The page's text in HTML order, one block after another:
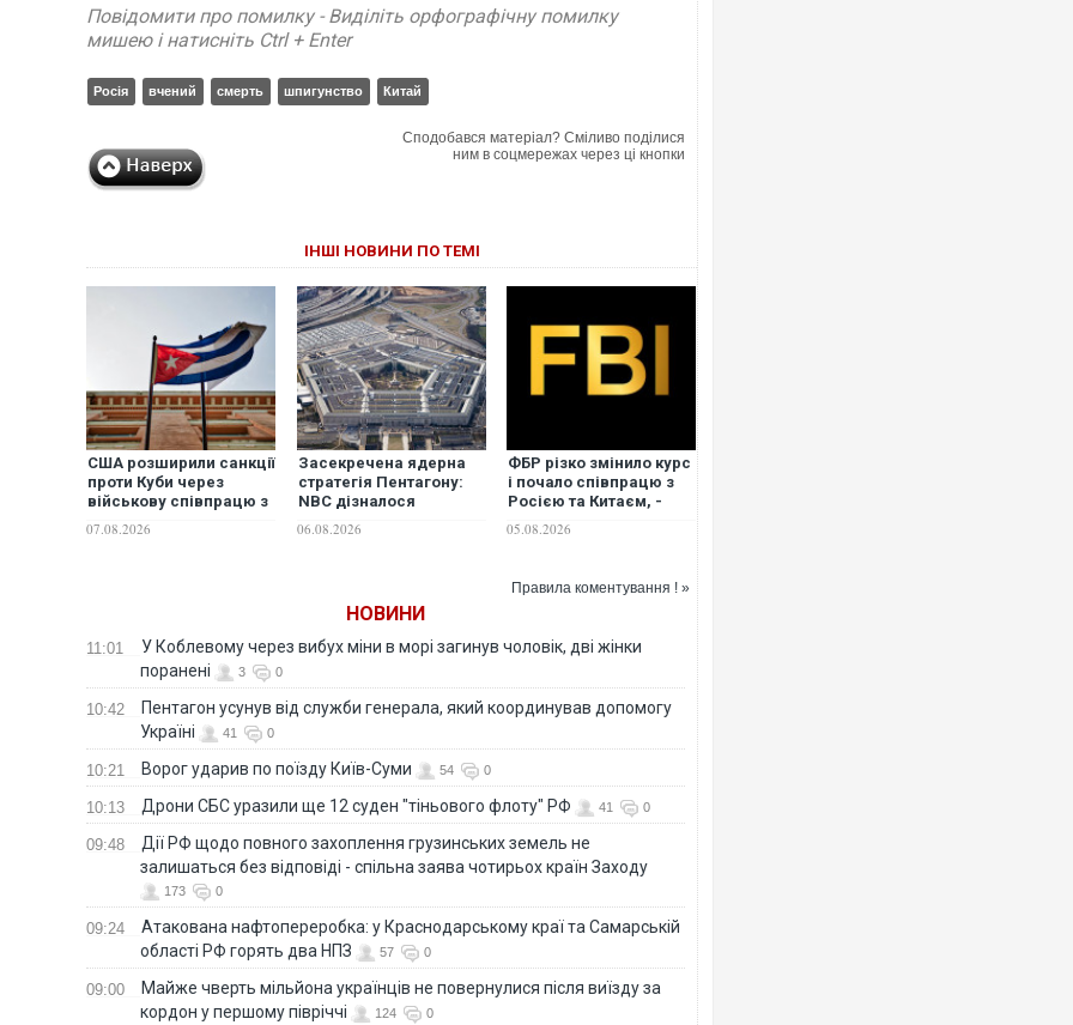
Повідомити про помилку - Виділіть орфографічну помилку
мишею і натисніть Ctrl + Enter
Росія вчений смерть шпигунство Китай
Сподобався матеріал? Сміливо поділися
ним в соцмережах через ці кнопки
ІНШІ НОВИНИ ПО ТЕМІ
США розширили санкції
проти Куби через
військову співпрацю з
07.08.2026
Засекречена ядерна
стратегія Пентагону:
NBC дізналося
війни з Китаєм і Росією
06.08.2026
ФБР різко змінило курс
і почало співпрацю з
Росією та Китаєм, -
05.08.2026
Правила коментування ! »
НОВИНИ
11:01
У Коблевому через вибух міни в морі загинув чоловік, дві жінки
поранені
3 0
10:42
Пентагон усунув від служби генерала, який координував допомогу
Україні
41 0
10:21 Ворог ударив по поїзду Київ-Суми 54 0
10:13 Дрони СБС уразили ще 12 суден "тіньового флоту" РФ 41 0
09:48
Дії РФ щодо повного захоплення грузинських земель не
залишаться без відповіді - спільна заява чотирьох країн Заходу
173 0
09:24
Атакована нафтопереробка: у Краснодарському краї та Самарській
області РФ горять два НПЗ
57 0
09:00
Майже чверть мільйона українців не повернулися після виїзду за
кордон у першому півріччі
124 0
Ворог завдав комбінованого
двоє поранених. Ще десятеро
після атаки БПЛА по ринку на
Вже вивели на тести: Ferrari